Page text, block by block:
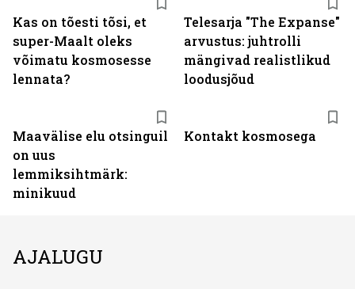
Kas on tõesti tõsi, et
super-Maalt oleks
võimatu kosmosesse
lennata?
Telesarja "The Expanse"
arvustus: juhtrolli
mängivad realistlikud
loodusjõud
Maavälise elu otsinguil
on uus
lemmiksihtmärk:
minikuud
Kontakt kosmosega
AJALUGU